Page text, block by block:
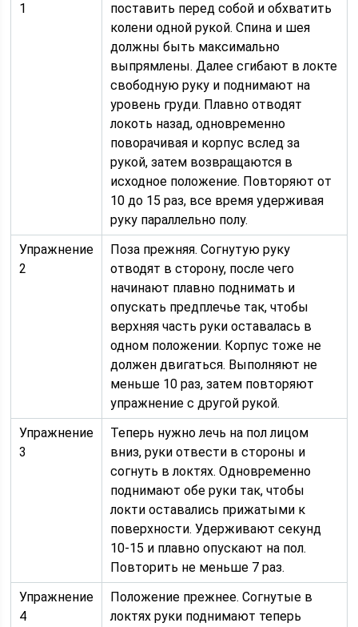
1
поставить перед собой и обхватить
колени одной рукой. Спина и шея
должны быть максимально
выпрямлены. Далее сгибают в локте
свободную руку и поднимают на
уровень груди. Плавно отводят
локоть назад, одновременно
поворачивая и корпус вслед за
рукой, затем возвращаются в
исходное положение. Повторяют от
10 до 15 раз, все время удерживая
руку параллельно полу.
Упражнение
2
Поза прежняя. Согнутую руку
отводят в сторону, после чего
начинают плавно поднимать и
опускать предплечье так, чтобы
верхняя часть руки оставалась в
одном положении. Корпус тоже не
должен двигаться. Выполняют не
меньше 10 раз, затем повторяют
упражнение с другой рукой.
Упражнение
3
Теперь нужно лечь на пол лицом
вниз, руки отвести в стороны и
согнуть в локтях. Одновременно
поднимают обе руки так, чтобы
локти оставались прижатыми к
поверхности. Удерживают секунд
10-15 и плавно опускают на пол.
Повторить не меньше 7 раз.
Упражнение
4
Положение прежнее. Согнутые в
локтях руки поднимают теперь